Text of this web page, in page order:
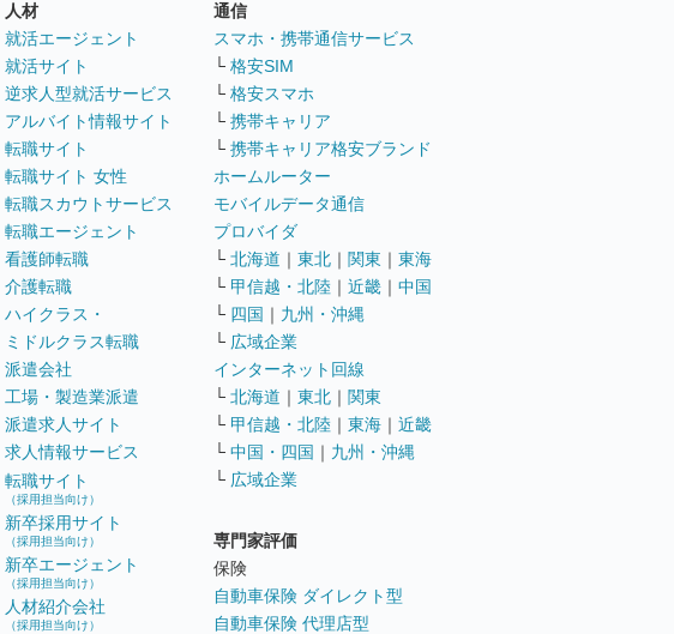
人材
就活エージェント
就活サイト
逆求人型就活サービス
アルバイト情報サイト
転職サイト
転職サイト 女性
転職スカウトサービス
転職エージェント
看護師転職
介護転職
ハイクラス・
ミドルクラス転職
派遣会社
工場・製造業派遣
派遣求人サイト
求人情報サービス
転職サイト
（採用担当向け）
新卒採用サイト
（採用担当向け）
新卒エージェント
（採用担当向け）
人材紹介会社
（採用担当向け）
通信
スマホ・携帯通信サービス
└ 格安SIM
└ 格安スマホ
└ 携帯キャリア
└ 携帯キャリア格安ブランド
ホームルーター
モバイルデータ通信
プロバイダ
└ 北海道 ｜ 東北 ｜ 関東 ｜ 東海
└ 甲信越・北陸 ｜ 近畿 ｜ 中国
└ 四国 ｜ 九州・沖縄
└ 広域企業
インターネット回線
└ 北海道 ｜ 東北 ｜ 関東
└ 甲信越・北陸 ｜ 東海 ｜ 近畿
└ 中国・四国 ｜ 九州・沖縄
└ 広域企業
専門家評価
保険
自動車保険 ダイレクト型
自動車保険 代理店型